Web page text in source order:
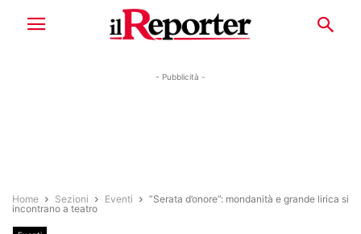
- Pubblicità -
Home Sezioni Eventi
”Serata d’onore”: mondanità e grande lirica si
incontrano a teatro